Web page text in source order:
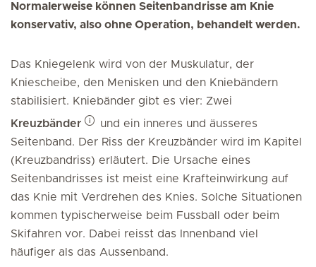
Normalerweise können Seitenbandrisse am Knie
konservativ, also ohne Operation, behandelt werden.
Das Kniegelenk wird von der Muskulatur, der
Kniescheibe, den Menisken und den Kniebändern
stabilisiert. Kniebänder gibt es vier: Zwei
Kreuzbänder
und ein inneres und äusseres
Seitenband. Der Riss der Kreuzbänder wird im Kapitel
(Kreuzbandriss) erläutert. Die Ursache eines
Seitenbandrisses ist meist eine Krafteinwirkung auf
das Knie mit Verdrehen des Knies. Solche Situationen
kommen typischerweise beim Fussball oder beim
Skifahren vor. Dabei reisst das Innenband viel
häufiger als das Aussenband.